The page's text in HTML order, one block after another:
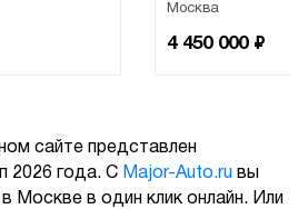
Москва
4 450 000 ₽
сайте представлен
2026 года. С Major-Auto.ru вы
Москве в один клик онлайн. Или